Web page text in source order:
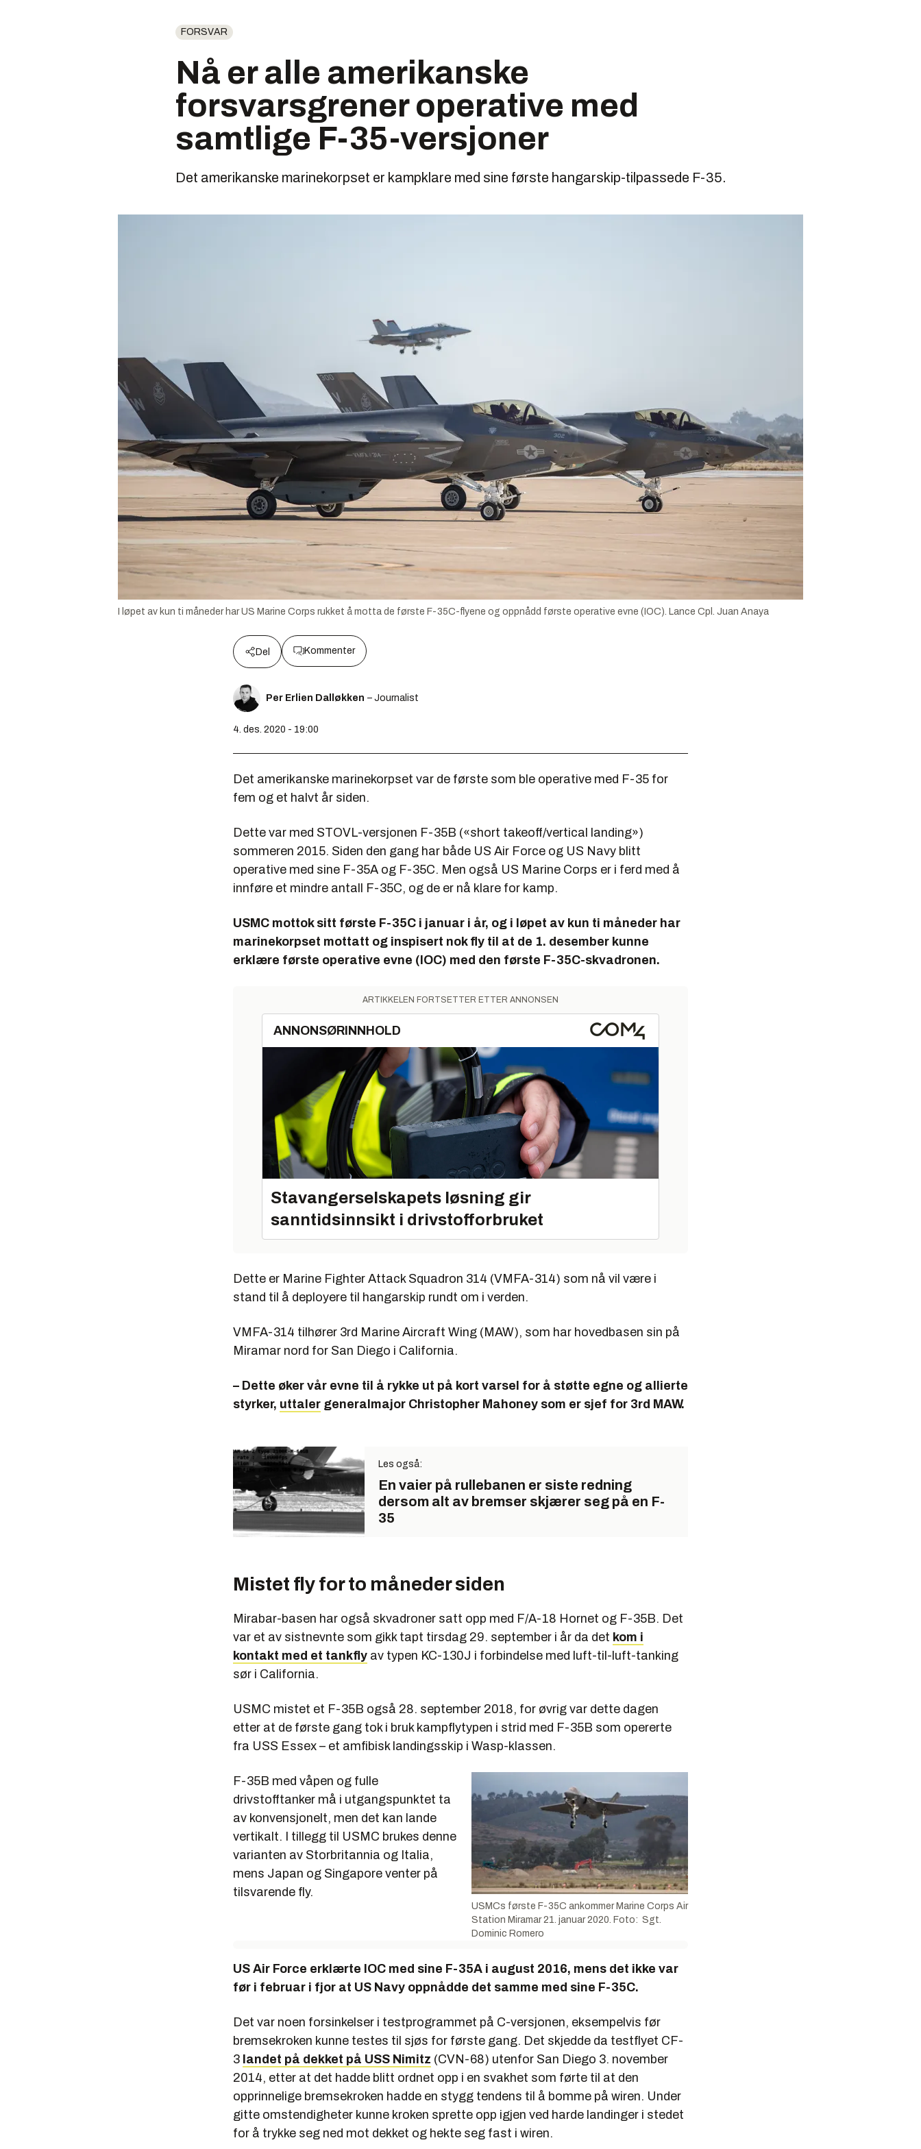
FORSVAR
Nå er alle amerikanske
forsvarsgrener operative med
samtlige F-35-versjoner
Det amerikanske marinekorpset er kampklare med sine første hangarskip-tilpassede F-35.
I løpet av kun ti måneder har US Marine Corps rukket å motta de første F-35C-flyene og oppnådd første operative evne (IOC). Lance Cpl. Juan Anaya
Del Kommenter
Per Erlien Dalløkken – Journalist
4. des. 2020 - 19:00
Det amerikanske marinekorpset var de første som ble operative med F-35 for
fem og et halvt år siden.
Dette var med STOVL-versjonen F-35B («short takeoff/vertical landing»)
sommeren 2015. Siden den gang har både US Air Force og US Navy blitt
operative med sine F-35A og F-35C. Men også US Marine Corps er i ferd med å
innføre et mindre antall F-35C, og de er nå klare for kamp.
USMC mottok sitt første F-35C i januar i år, og i løpet av kun ti måneder har
marinekorpset mottatt og inspisert nok fly til at de 1. desember kunne
erklære første operative evne (IOC) med den første F-35C-skvadronen.
ARTIKKELEN FORTSETTER ETTER ANNONSEN
ANNONSØRINNHOLD
Stavangerselskapets løsning gir
sanntidsinnsikt i drivstofforbruket
Dette er Marine Fighter Attack Squadron 314 (VMFA-314) som nå vil være i
stand til å deployere til hangarskip rundt om i verden.
VMFA-314 tilhører 3rd Marine Aircraft Wing (MAW), som har hovedbasen sin på
Miramar nord for San Diego i California.
– Dette øker vår evne til å rykke ut på kort varsel for å støtte egne og allierte
styrker, uttaler generalmajor Christopher Mahoney som er sjef for 3rd MAW.
Les også:
En vaier på rullebanen er siste redning
dersom alt av bremser skjærer seg på en F-
35
Mistet fly for to måneder siden
Mirabar-basen har også skvadroner satt opp med F/A-18 Hornet og F-35B. Det
var et av sistnevnte som gikk tapt tirsdag 29. september i år da det kom i
kontakt med et tankfly av typen KC-130J i forbindelse med luft-til-luft-tanking
sør i California.
USMC mistet et F-35B også 28. september 2018, for øvrig var dette dagen
etter at de første gang tok i bruk kampflytypen i strid med F-35B som opererte
fra USS Essex – et amfibisk landingsskip i Wasp-klassen.
USMCs første F-35C ankommer Marine Corps Air
Station Miramar 21. januar 2020. Foto: Sgt.
Dominic Romero
F-35B med våpen og fulle
drivstofftanker må i utgangspunktet ta
av konvensjonelt, men det kan lande
vertikalt. I tillegg til USMC brukes denne
varianten av Storbritannia og Italia,
mens Japan og Singapore venter på
tilsvarende fly.
US Air Force erklærte IOC med sine F-35A i august 2016, mens det ikke var
før i februar i fjor at US Navy oppnådde det samme med sine F-35C.
Det var noen forsinkelser i testprogrammet på C-versjonen, eksempelvis før
bremsekroken kunne testes til sjøs for første gang. Det skjedde da testflyet CF-
3 landet på dekket på USS Nimitz (CVN-68) utenfor San Diego 3. november
2014, etter at det hadde blitt ordnet opp i en svakhet som førte til at den
opprinnelige bremsekroken hadde en stygg tendens til å bomme på wiren. Under
gitte omstendigheter kunne kroken sprette opp igjen ved harde landinger i stedet
for å trykke seg ned mot dekket og hekte seg fast i wiren.